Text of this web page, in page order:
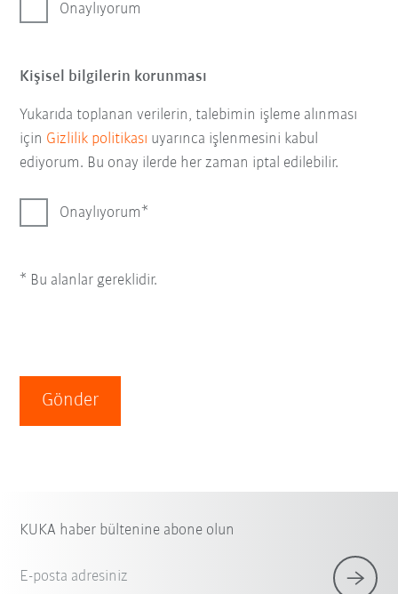
Onaylıyorum
Kişisel bilgilerin korunması
Yukarıda toplanan verilerin, talebimin işleme alınması
için Gizlilik politikası uyarınca işlenmesini kabul
ediyorum. Bu onay ilerde her zaman iptal edilebilir.
Onaylıyorum
* Bu alanlar gereklidir.
Gönder
KUKA haber bültenine abone olun
E-posta adresiniz